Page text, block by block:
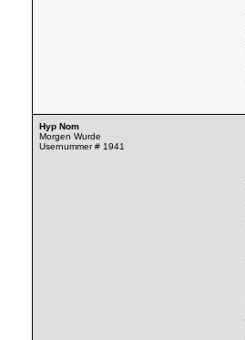
Hyp Nom
Morgen Wurde
Usernummer # 1941